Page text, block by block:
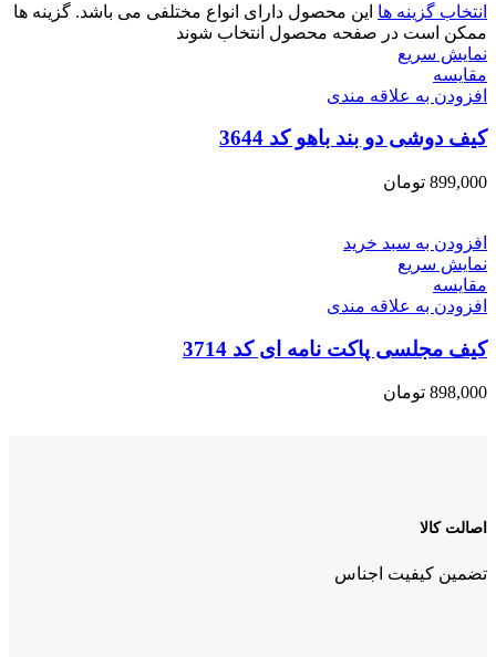
انتخاب گزینه ها این محصول دارای انواع مختلفی می باشد. گزینه ها
ممکن است در صفحه محصول انتخاب شوند
نمایش سریع
مقايسه
افزودن به علاقه مندی
کیف دوشی دو بند باهو کد 3644
899,000 تومان
افزودن به سبد خرید
نمایش سریع
مقايسه
افزودن به علاقه مندی
کیف مجلسی پاکت نامه ای کد 3714
898,000 تومان
اصالت کالا
تضمین کیفیت اجناس